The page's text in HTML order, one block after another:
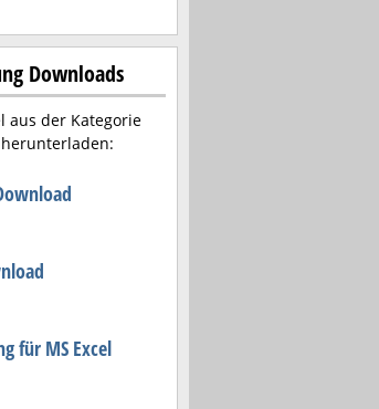
Downloads
aus der Kategorie
für MS Excel